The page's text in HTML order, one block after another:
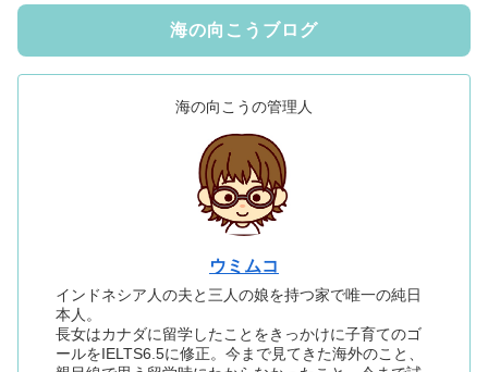
海の向こうブログ
海の向こうの管理人
ウミムコ
インドネシア人の夫と三人の娘を持つ家で唯一の純日
本人。
長女はカナダに留学したことをきっかけに子育てのゴ
ールをIELTS6.5に修正。今まで見てきた海外のこと、